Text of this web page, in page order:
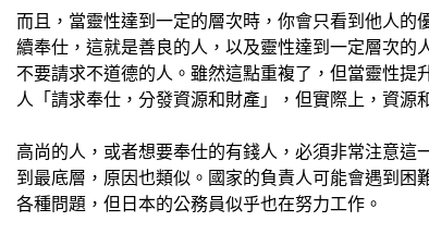
而且，當靈性達到一定的層次時，你會只看到他人
續奉仕，這就是善良的人，以及靈性達到一定層次的
不要請求不道德的人。雖然這點重複了，但當靈性
人「請求奉仕，分發資源和財產」，但實際上，資源
高尚的人，或者想要奉仕的有錢人，必須非常注意
到最底層，原因也類似。國家的負責人可能會遇到
各種問題，但日本的公務員似乎也在努力工作。